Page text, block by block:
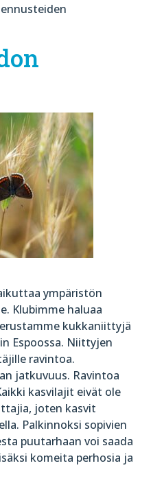
ympäristön
Klubimme haluaa
kukkaniittyjä
Espoossa. Niittyjen
ravintoa.
jatkuvuus. Ravintoa
kasvilajit eivät ole
joten kasvit
Palkinnoksi sopivien
puutarhaan voi saada
komeita perhosia ja